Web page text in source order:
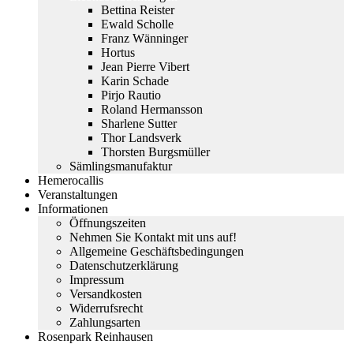
Bettina Reister
Ewald Scholle
Franz Wänninger
Hortus
Jean Pierre Vibert
Karin Schade
Pirjo Rautio
Roland Hermansson
Sharlene Sutter
Thor Landsverk
Thorsten Burgsmüller
Sämlingsmanufaktur
Hemerocallis
Veranstaltungen
Informationen
Öffnungszeiten
Nehmen Sie Kontakt mit uns auf!
Allgemeine Geschäftsbedingungen
Datenschutzerklärung
Impressum
Versandkosten
Widerrufsrecht
Zahlungsarten
Rosenpark Reinhausen